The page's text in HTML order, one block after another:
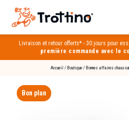
Livraison et retour offerts* -30 jours pour
première commande avec le
Accueil / Boutique/ Bonnes affaires
Bon plan